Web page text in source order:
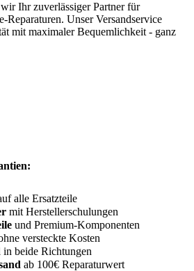
Ihr zuverlässiger Partner für
Reparaturen. Unser Versandservice
mit maximaler Bequemlichkeit - ganz
alle Ersatzteile
mit Herstellerschulungen
und Premium-Komponenten
versteckte Kosten
in beide Richtungen
ab 100€ Reparaturwert